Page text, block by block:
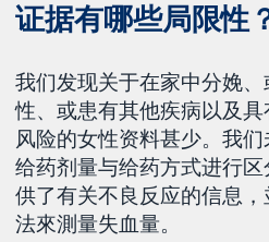
证据有哪些局限性
我们发现关于在家中分娩
性、或患有其他疾病以及
风险的女性资料甚少。我
给药剂量与给药方式进行
供了有关不良反应的信息
法來測量失血量。